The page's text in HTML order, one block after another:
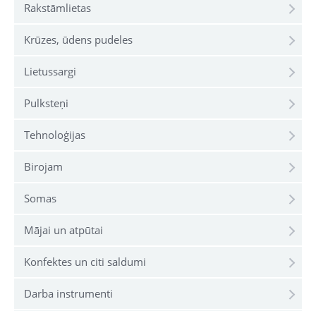
Rakstāmlietas
Krūzes, ūdens pudeles
Lietussargi
Pulksteņi
Tehnoloģijas
Birojam
Somas
Mājai un atpūtai
Konfektes un citi saldumi
Darba instrumenti